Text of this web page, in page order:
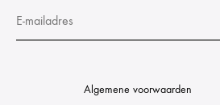
Algemene voorwaarden